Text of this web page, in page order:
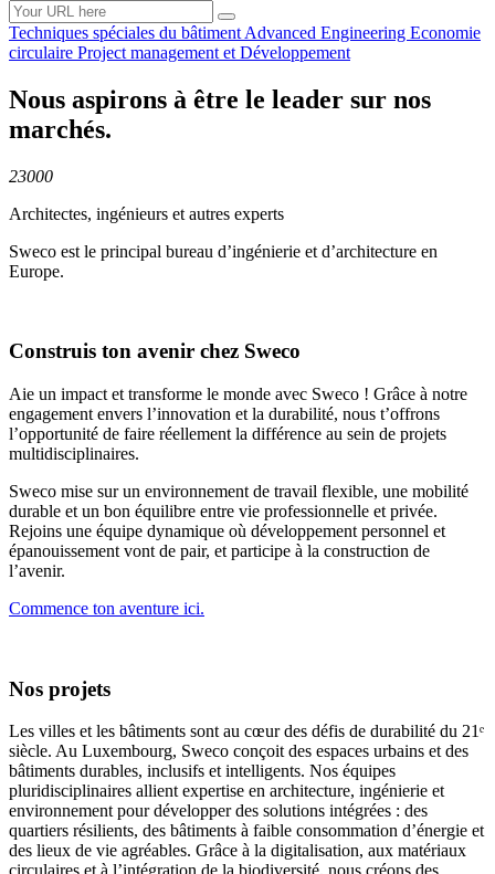
Techniques spéciales du bâtiment Advanced Engineering Economie
circulaire Project management et Développement
Nous aspirons à être le leader sur nos
marchés.
23000
Architectes, ingénieurs et autres experts
Sweco est le principal bureau d’ingénierie et d’architecture en
Europe.
Construis ton avenir chez Sweco
Aie un impact et transforme le monde avec Sweco ! Grâce à notre
engagement envers l’innovation et la durabilité, nous t’offrons
l’opportunité de faire réellement la différence au sein de projets
multidisciplinaires.
Sweco mise sur un environnement de travail flexible, une mobilité
durable et un bon équilibre entre vie professionnelle et privée.
Rejoins une équipe dynamique où développement personnel et
épanouissement vont de pair, et participe à la construction de
l’avenir.
Commence ton aventure ici.
Nos projets
Les villes et les bâtiments sont au cœur des défis de durabilité du 21ᵉ
siècle. Au Luxembourg, Sweco conçoit des espaces urbains et des
bâtiments durables, inclusifs et intelligents. Nos équipes
pluridisciplinaires allient expertise en architecture, ingénierie et
environnement pour développer des solutions intégrées : des
quartiers résilients, des bâtiments à faible consommation d’énergie et
des lieux de vie agréables. Grâce à la digitalisation, aux matériaux